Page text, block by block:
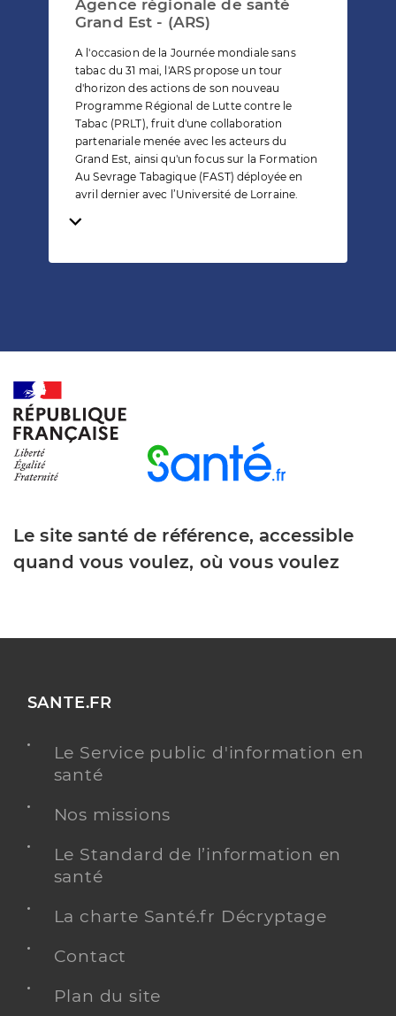
Agence régionale de santé
Grand Est - (ARS)
A l'occasion de la Journée mondiale sans
tabac du 31 mai, l'ARS propose un tour
d'horizon des actions de son nouveau
Programme Régional de Lutte contre le
Tabac (PRLT), fruit d'une collaboration
partenariale menée avec les acteurs du
Grand Est, ainsi qu'un focus sur la Formation
Au Sevrage Tabagique (FAST) déployée en
avril dernier avec l’Université de Lorraine.
Temps de lecture
Le site santé de référence, accessible
quand vous voulez, où vous voulez
SANTE.FR
Le Service public d'information en
santé
Nos missions
Le Standard de l’information en
santé
La charte Santé.fr Décryptage
Contact
Plan du site